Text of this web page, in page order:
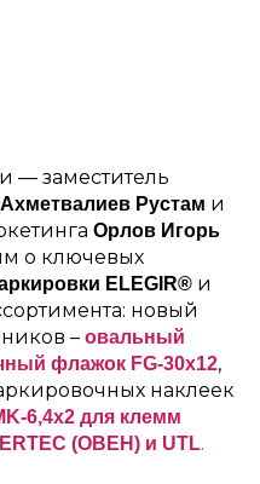
— заместитель
Ахметвалиев Рустам и
Орлов Игорь
о ключевых
ELEGIR® и
новый
– овальный
флажок FG-30x12,
наклеек
6,4x2 для клемм
(ОВЕН) и UTL.